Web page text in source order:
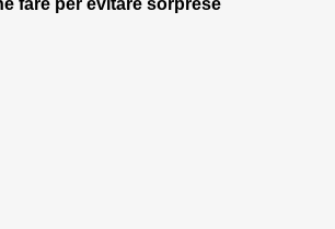
fare per evitare sorprese